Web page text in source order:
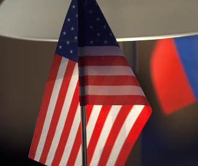
Рандон (118 лет)
Отоя Ямагути, приверженец
дней Ямагути покончил с
Выломал дверь ванной и
зарезал: почему москвич
жестоко убил беременную
жену